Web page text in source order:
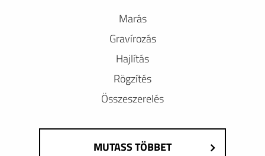
Marás
Gravírozás
Hajlítás
Rögzítés
Összeszerelés
MUTASS TÖBBET